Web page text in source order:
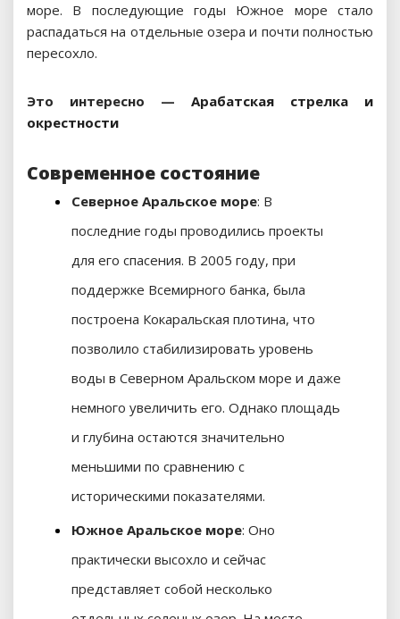
море. В последующие годы Южное море стало
распадаться на отдельные озера и почти полностью
пересохло.
Это интересно — Арабатская стрелка и
окрестности
Современное состояние
Северное Аральское море: В
последние годы проводились проекты
для его спасения. В 2005 году, при
поддержке Всемирного банка, была
построена Кокаральская плотина, что
позволило стабилизировать уровень
воды в Северном Аральском море и даже
немного увеличить его. Однако площадь
и глубина остаются значительно
меньшими по сравнению с
историческими показателями.
Южное Аральское море: Оно
практически высохло и сейчас
представляет собой несколько